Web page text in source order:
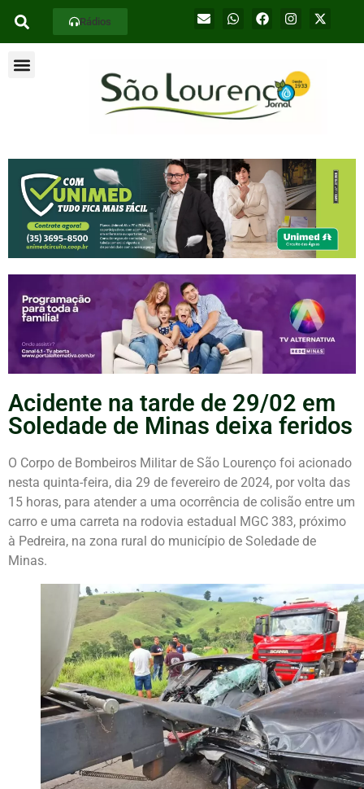
Rádios
Acidente na tarde de 29/02 em
Soledade de Minas deixa feridos
O Corpo de Bombeiros Militar de São Lourenço foi acionado
nesta quinta-feira, dia 29 de fevereiro de 2024, por volta das
15 horas, para atender a uma ocorrência de colisão entre um
carro e uma carreta na rodovia estadual MGC 383, próximo
à Pedreira, na zona rural do município de Soledade de
Minas.